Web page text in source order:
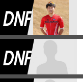
DNF
DNF